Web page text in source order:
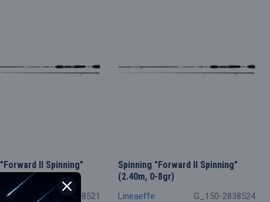
G_150-2838521
II Spinning"
8gr)
Lineaeffe G_150-2838524
Spinning "Forward II Spinning"
(2.40m, 0-8gr)